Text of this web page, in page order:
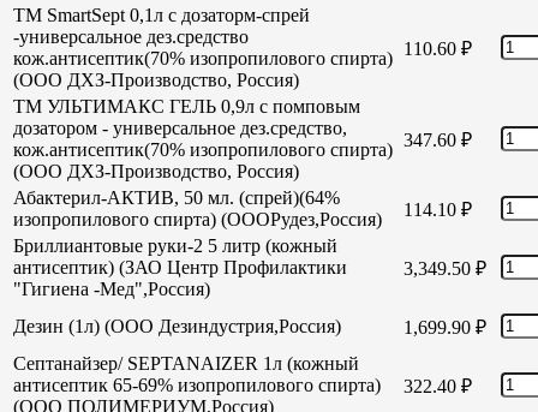
TM SmartSept 0,1л с дозаторм-спрей
-универсальное дез.средство
кож.антисептик(70% изопропилового спирта)
(ООО ДХЗ-Производство, Россия)
110.60 ₽
TM УЛЬТИМАКС ГЕЛЬ 0,9л с помповым
дозатором - универсальное дез.средство,
кож.антисептик(70% изопропилового спирта)
(ООО ДХЗ-Производство, Россия)
347.60 ₽
Абактерил-АКТИВ, 50 мл. (спрей)(64%
изопропилового спирта) (ОООРудез,Россия)
114.10 ₽
Бриллиантовые руки-2 5 литр (кожный
антисептик) (ЗАО Центр Профилактики
"Гигиена -Мед",Россия)
3,349.50 ₽
Дезин (1л) (ООО Дезиндустрия,Россия) 1,699.90 ₽
Септанайзер/ SEPTANAIZER 1л (кожный
антисептик 65-69% изопропилового спирта)
(ООО ПОЛИМЕРИУМ,Россия)
322.40 ₽